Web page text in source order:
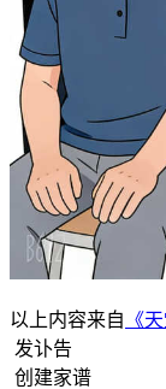
以上内容来自 《
发讣告
创建家谱